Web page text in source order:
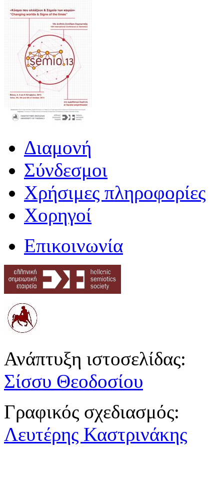
Διαμονή
Σύνδεσμοι
Χρήσιμες πληροφορίες
Χορηγοί
Επικοινωνία
Ανάπτυξη ιστοσελίδας:
Σίσσυ Θεοδοσίου
Γραφικός σχεδιασμός:
Λευτέρης Καστρινάκης